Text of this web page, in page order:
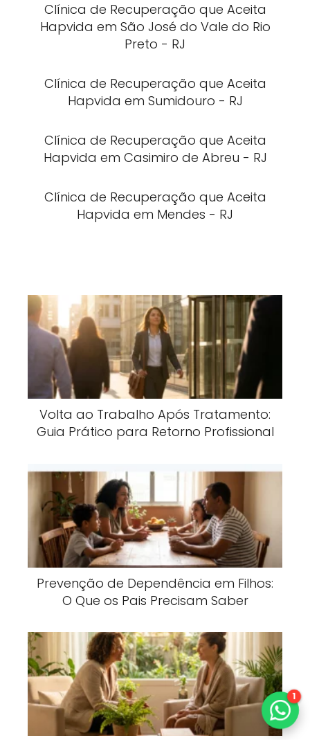
Clínica de Recuperação que Aceita
Hapvida em São José do Vale do Rio
Preto - RJ
Clínica de Recuperação que Aceita
Hapvida em Sumidouro - RJ
Clínica de Recuperação que Aceita
Hapvida em Casimiro de Abreu - RJ
Clínica de Recuperação que Aceita
Hapvida em Mendes - RJ
Volta ao Trabalho Após Tratamento:
Guia Prático para Retorno Profissional
Prevenção de Dependência em Filhos:
O Que os Pais Precisam Saber
1